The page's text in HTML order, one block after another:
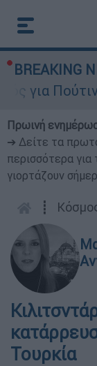
BREAKING
για
Πρωινή
➔ Δείτε τα
περισσότερα για
γιορτάζουν
┋
Τουρκία